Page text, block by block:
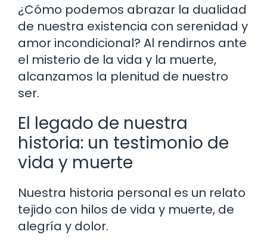
¿Cómo podemos abrazar la dualidad
de nuestra existencia con serenidad y
amor incondicional? Al rendirnos ante
el misterio de la vida y la muerte,
alcanzamos la plenitud de nuestro
ser.
El legado de nuestra
historia: un testimonio de
vida y muerte
Nuestra historia personal es un relato
tejido con hilos de vida y muerte, de
alegría y dolor.